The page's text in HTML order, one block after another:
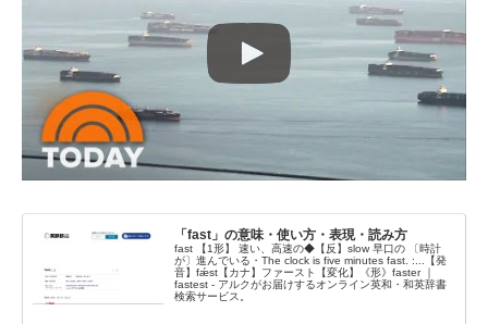
「fast」の意味・使い方・表現・読み方
fast 【1形】 速い、高速の◆【反】slow 早口の 〔時計
が〕進んでいる・The clock is five minutes fast. :...【発
音】fǽst【カナ】ファースト【変化】《形》faster ｜
fastest - アルクがお届けするオンライン英和・和英辞書
検索サービス。